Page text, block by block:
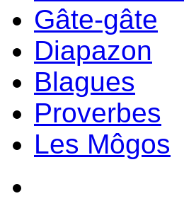
Gâte-gâte
Diapazon
Blagues
Proverbes
Les Môgos